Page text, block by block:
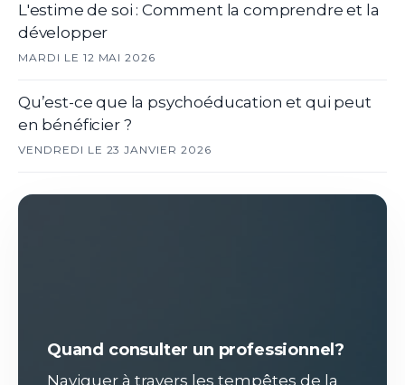
L'estime de soi : Comment la comprendre et la
développer
MARDI LE 12 MAI 2026
Qu’est-ce que la psychoéducation et qui peut
en bénéficier ?
VENDREDI LE 23 JANVIER 2026
Quand consulter un professionnel?
Naviguer à travers les tempêtes de la